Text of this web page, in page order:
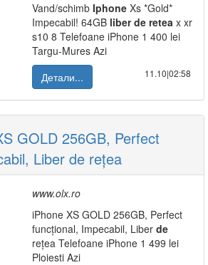
Vand/schimb Iphone Xs *Gold*
Impecabil! 64GB liber de retea x xr
s10 8 Telefoane iPhone 1 400 lei
Targu-Mures Azi
Детали...
11.10|02:58
GOLD 256GB, Perfect
Liber de rețea
www.olx.ro
iPhone XS GOLD 256GB, Perfect
funcțional, Impecabil, Liber de
rețea Telefoane iPhone 1 499 lei
Ploiesti Azi